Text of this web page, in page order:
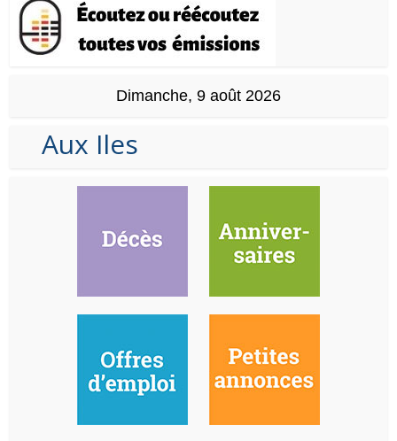
Dimanche, 9 août 2026
Aux Iles